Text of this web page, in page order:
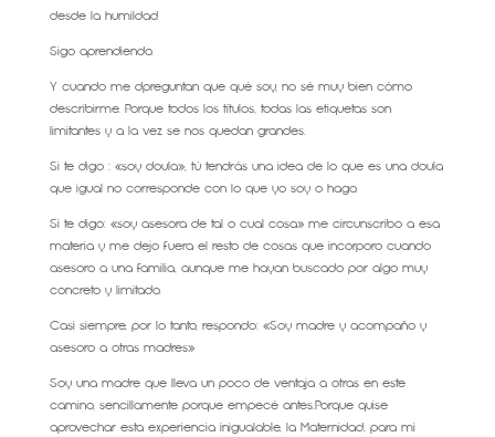
desde la humildad.
Sigo aprendiendo.
Y cuando me dpreguntan que qué soy, no sé muy bien cómo
describirme. Porque todos los títulos, todas las etiquetas son
limitantes y a la vez se nos quedan grandes.
Si te digo : «soy doula», tú tendrás una idea de lo que es una doula
que igual no corresponde con lo que yo soy o hago.
Si te digo: «soy asesora de tal o cual cosa» me circunscribo a esa
materia y me dejo fuera el resto de cosas que incorporo cuando
asesoro a una familia, aunque me hayan buscado por algo muy
concreto y limitado.
Casi siempre, por lo tanto, respondo: «Soy madre y acompaño y
asesoro a otras madres»
Soy una madre que lleva un poco de ventaja a otras en este
camino, sencillamente porque empecé antes.Porque quise
aprovechar esta experiencia inigualable, la Maternidad, para mi